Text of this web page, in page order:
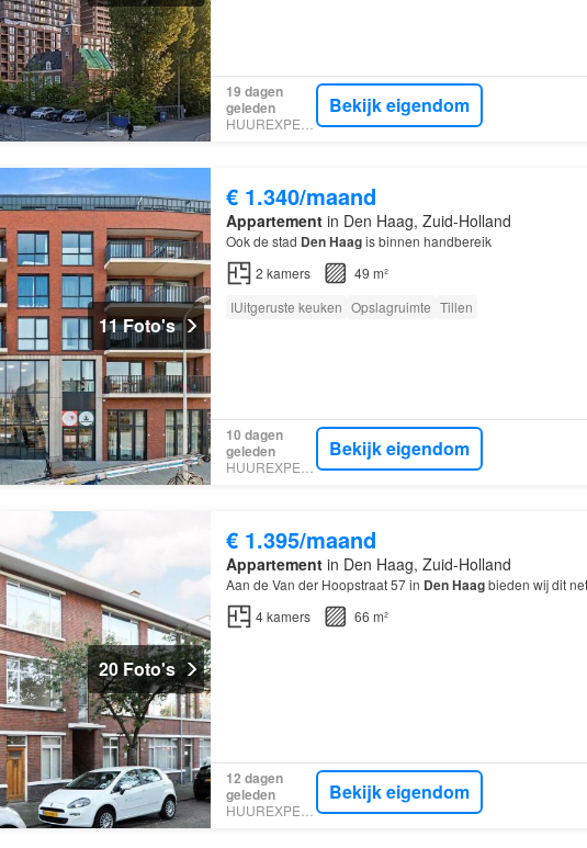
19 dagen
geleden
HUUREXPERT
Bekijk eigendom
11 Foto's
€ 1.340/maand
Appartementin Den Haag, Zuid-Holland
Ook de stad Den Haagis binnen handbereik
2 kamers
49 m²
IUitgeruste keuken Opslagruimte Tillen
10 dagen
geleden
Bekijk eigendom
20 Foto's
€ 1.395/maand
Appartementin Den Haag, Zuid-Holland
Aan de Van der Hoopstraat 57 in Den Haagbieden wij dit
4kamers 66 m²
12 dagen
geleden
Bekijk eigendom